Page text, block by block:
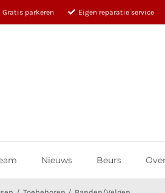
Gratis parkeren Eigen reparatie service
Nieuws Beurs